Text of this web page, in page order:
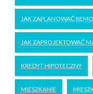
JAK ZAPLANOWAĆ
JAK ZAPROJEKTOWAĆ
KREDYT HIPOTECZNY
MIESZKANIE